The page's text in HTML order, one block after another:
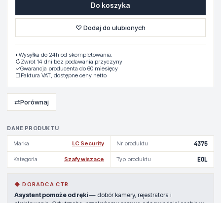
DANE PRODUKTU
Marka LC Security Nr produktu 4375
Kategoria Szafy wiszace Typ produktu EOL
◆ DORADCA CTR
Asystent pomoże od ręki — dobór kamery, rejestratora i
Do koszyka
♡ Dodaj do ulubionych
◐ Wysyłka do 24h od skompletowania.
↻Zwrot 14 dni bez podawania przyczyny
✓Gwarancja producenta do 60 miesięcy
▢Faktura VAT, dostępne ceny netto
⇄Porównaj